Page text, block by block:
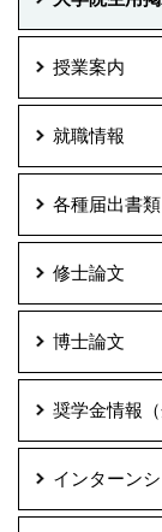
授業案内
就職情報
各種届出書類
修士論文
博士論文
奨学金情報（
インターン